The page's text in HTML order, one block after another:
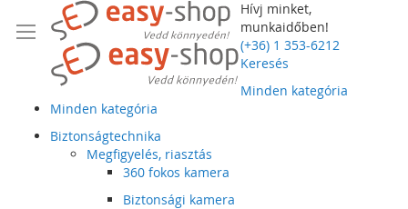
Hívj minket,
munkaidőben!
(+36) 1 353-6212
Keresés
Minden kategória
Minden kategória
Biztonságtechnika
Megfigyelés, riasztás
360 fokos kamera
Biztonsági kamera